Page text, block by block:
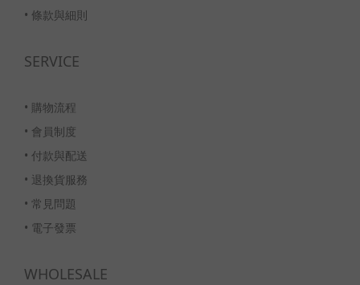
• 條款與細則
SERVICE
• 購物流程
• 會員制度
• 付款與配送
• 退換貨服務
• 常見問題
• 電子發票
WHOLESALE